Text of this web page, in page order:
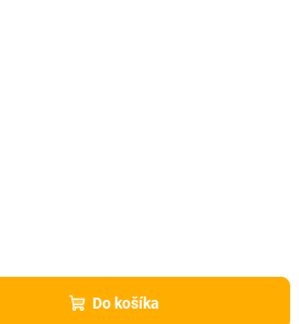
Do košíka